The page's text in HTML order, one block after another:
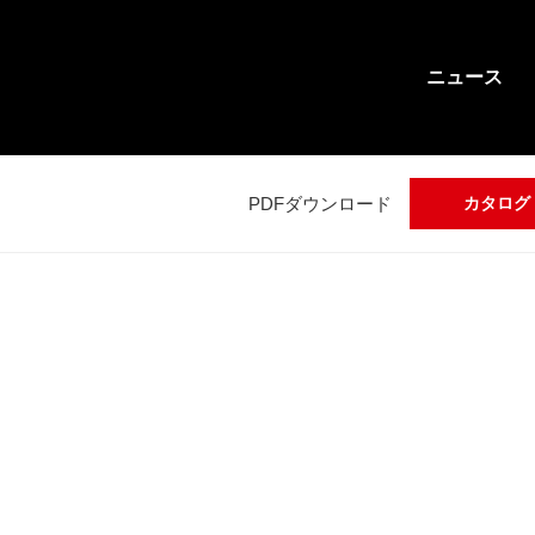
ニュース
PDFダウンロード カタログ